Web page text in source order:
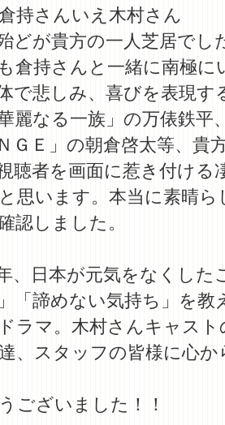
持さんいえ木村さん
どが貴方の一人芝居でし
倉持さんと一緒に南極に
で悲しみ、喜びを表現す
麗なる一族」の万俵鉄平
ＧＥ」の朝倉啓太等、貴
聴者を画面に惹き付ける
思います。本当に素晴ら
認しました。
、日本が元気をなくした
」「諦めない気持ち」を
ラマ。木村さんキャスト
、スタッフの皆様に心か
ございました！！